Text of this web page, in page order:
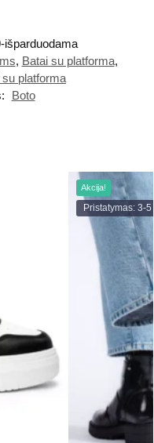
išparduodama
, Batai su platforma,
su platforma
Boto
Akcija!
Pristatymas: 3-